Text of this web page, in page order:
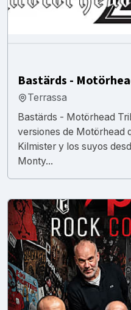
Bastärds -
Terrassa
Bastärds - Motörhead
versiones de Motörhead
Kilmister y los suyos
Monty...